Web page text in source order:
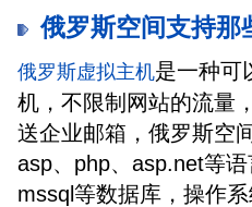
俄罗斯空间支持那
俄罗斯虚拟主机是一种可
机，不限制网站的流量
送企业邮箱，俄罗斯空
asp、php、asp.net等
mssql等数据库，操作